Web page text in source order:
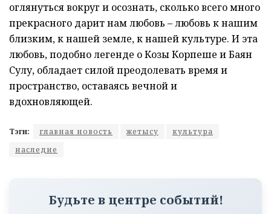
оглянуться вокруг и осознать, сколько всего много
прекрасного дарит нам любовь – любовь к нашим
близким, к нашей земле, к нашей культуре. И эта
любовь, подобно легенде о Козы Корпеше и Баян
Сулу, обладает силой преодолевать время и
пространство, оставаясь вечной и
вдохновляющей.
Тэги: главная новость жетысу
культура
наследие
Будьте в центре событий!